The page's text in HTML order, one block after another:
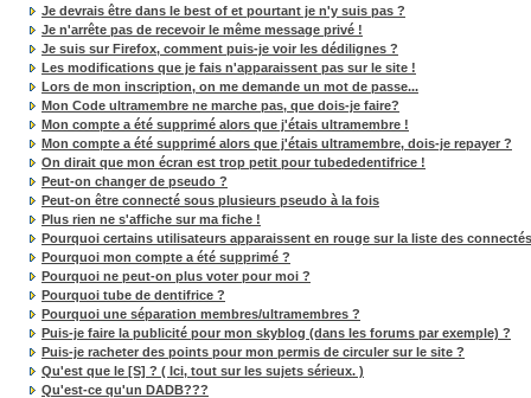
Je devrais être dans le best of et pourtant je n'y suis pas ?
Je n'arrête pas de recevoir le même message privé !
Je suis sur Firefox, comment puis-je voir les dédilignes ?
Les modifications que je fais n'apparaissent pas sur le site !
Lors de mon inscription, on me demande un mot de passe...
Mon Code ultramembre ne marche pas, que dois-je faire?
Mon compte a été supprimé alors que j'étais ultramembre !
Mon compte a été supprimé alors que j'étais ultramembre, dois-je repayer ?
On dirait que mon écran est trop petit pour tubededentifrice !
Peut-on changer de pseudo ?
Peut-on être connecté sous plusieurs pseudo à la fois
Plus rien ne s'affiche sur ma fiche !
Pourquoi certains utilisateurs apparaissent en rouge sur la liste des
Pourquoi mon compte a été supprimé ?
Pourquoi ne peut-on plus voter pour moi ?
Pourquoi tube de dentifrice ?
Pourquoi une séparation membres/ultramembres ?
Puis-je faire la publicité pour mon skyblog (dans les forums par exemple) ?
Puis-je racheter des points pour mon permis de circuler sur le site ?
Qu'est que le [S] ? ( Ici, tout sur les sujets sérieux. )
Qu'est-ce qu'un DADB???